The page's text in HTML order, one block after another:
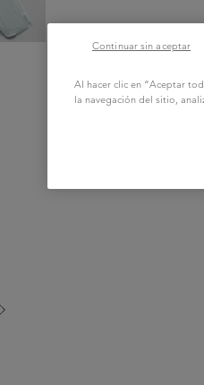
Al hacer clic en “Aceptar
la navegación del sitio,
Continuar sin aceptar